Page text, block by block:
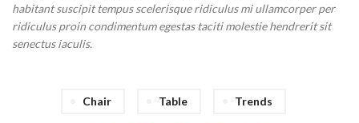
habitant suscipit tempus scelerisque ridiculus mi ullamcorper per
ridiculus proin condimentum egestas taciti molestie hendrerit sit
senectus iaculis.
Chair Table Trends